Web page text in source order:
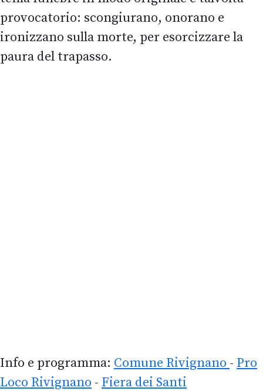
provocatorio: scongiurano, onorano e
ironizzano sulla morte, per esorcizzare la
paura del trapasso.
Info e programma: Comune Rivignano - Pro
Loco Rivignano - Fiera dei Santi